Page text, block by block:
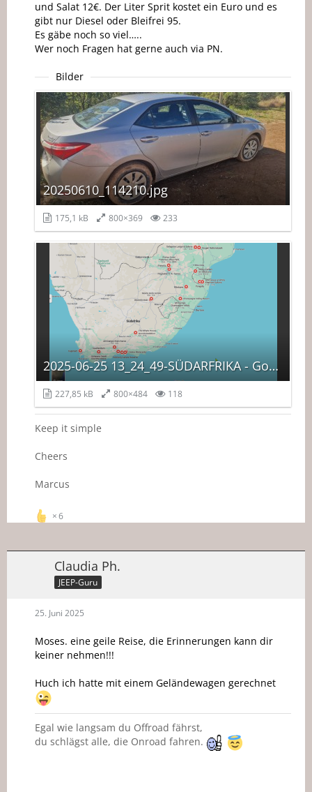
und Salat 12€. Der Liter Sprit kostet ein Euro und es
gibt nur Diesel oder Bleifrei 95.
Es gäbe noch so viel…..
Wer noch Fragen hat gerne auch via PN.
Bilder
20250610_114210.jpg
175,1 kB 800×369 233
2025-06-25 13_24_49-SÜDARFRIKA - Google Maps – Mozilla Firefox.png
227,85 kB 800×484 118
Keep it simple
Cheers
Marcus
6
Claudia Ph.
JEEP-Guru
25. Juni 2025
Moses. eine geile Reise, die Erinnerungen kann dir
keiner nehmen!!!
Huch ich hatte mit einem Geländewagen gerechnet
Egal wie langsam du Offroad fährst,
du schlägst alle, die Onroad fahren.